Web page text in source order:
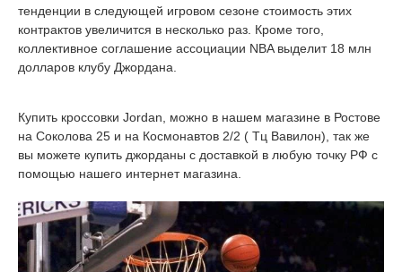
тенденции в следующей игровом сезоне стоимость этих
контрактов увеличится в несколько раз. Кроме того,
коллективное соглашение ассоциации NBA выделит 18 млн
долларов клубу Джордана.
Купить кроссовки Jordan, можно в нашем магазине в Ростове
на Соколова 25 и на Космонавтов 2/2 ( Тц Вавилон), так же
вы можете купить джорданы с доставкой в любую точку РФ с
помощью нашего интернет магазина.